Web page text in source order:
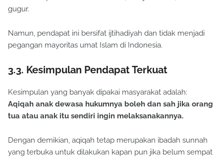
gugur.
Namun, pendapat ini bersifat ijtihadiyah dan tidak menjadi
pegangan mayoritas umat Islam di Indonesia.
3.3. Kesimpulan Pendapat Terkuat
Kesimpulan yang banyak dipakai masyarakat adalah:
Aqiqah anak dewasa hukumnya boleh dan sah jika orang
tua atau anak itu sendiri ingin melaksanakannya.
Dengan demikian, aqiqah tetap merupakan ibadah sunnah
yang terbuka untuk dilakukan kapan pun jika belum sempat